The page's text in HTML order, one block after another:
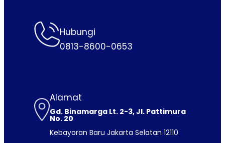
Hubungi
0813-8600-0653
Alamat
Gd. Binamarga Lt. 2-3, Jl. Pattimura
No. 20
Kebayoran Baru Jakarta Selatan 12110